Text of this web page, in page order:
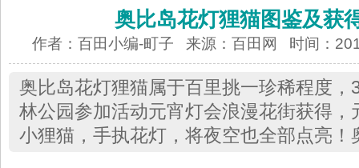
奥比岛花灯狸猫图鉴及获
作者：百田小编-町子 来源：百田网 时间：
奥比岛花灯狸猫属于百里挑一珍稀程度，
林公园参加活动元宵灯会浪漫花街获得，
小狸猫，手执花灯，将夜空也全部点亮！